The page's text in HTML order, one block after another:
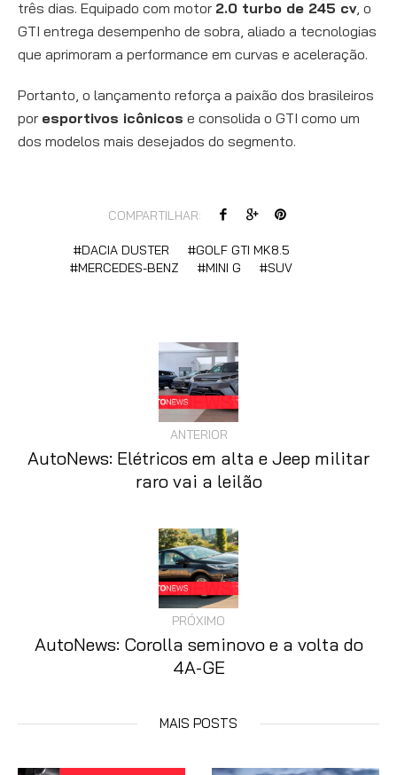
três dias. Equipado com motor 2.0 turbo de 245 cv, o
GTI entrega desempenho de sobra, aliado a tecnologias
que aprimoram a performance em curvas e aceleração.
Portanto, o lançamento reforça a paixão dos brasileiros
por esportivos icônicos e consolida o GTI como um
dos modelos mais desejados do segmento.
COMPARTILHAR:
DACIA DUSTER
GOLF GTI MK8.5
MERCEDES-BENZ
MINI G SUV
ANTERIOR
AutoNews: Elétricos em alta e Jeep militar
raro vai a leilão
PRÓXIMO
AutoNews: Corolla seminovo e a volta do
4A-GE
MAIS POSTS